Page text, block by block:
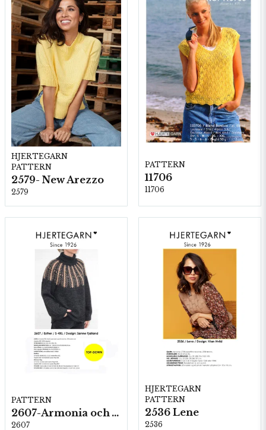
HJERTEGARN
PATTERN
2579- New Arezzo
2579
PATTERN
11706
11706
PATTERN
2607-Armonia och Alpaca 400
2607
HJERTEGARN
PATTERN
2536 Lene
2536